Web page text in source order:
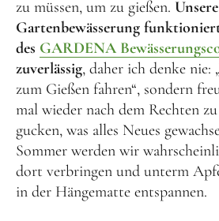
zu müssen, um zu gießen. Unsere
Gartenbewässerung
des GARDENA
zuverlässig, daher ich denke nie:
zum Gießen fahren“, sondern
mal wieder nach dem Rechten
gucken, was alles Neues
Sommer werden wir
dort verbringen und unterm
in der Hängematte entspannen.